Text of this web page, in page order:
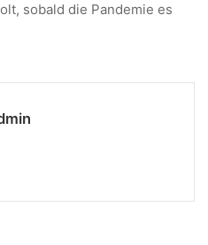
sobald die Pandemie es